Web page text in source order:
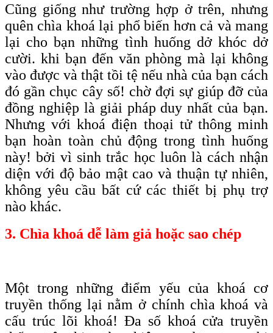
Cũng giống như trường hợp ở trên, nhưng
quên chìa khoá lại phổ biến hơn cả và mang
lại cho bạn những tình huống dở khóc dở
cười. khi bạn đến văn phòng mà lại không
vào được và thật tồi tệ nếu nhà của bạn cách
đó gần chục cây số! chờ đợi sự giúp đỡ của
đồng nghiệp là giải pháp duy nhất của bạn.
Nhưng với khoá điện thoại tử thông minh
bạn hoàn toàn chủ động trong tình huống
này! bởi vì sinh trắc học luôn là cách nhận
diện với độ bảo mật cao và thuận tự nhiên,
không yêu cầu bất cứ các thiết bị phụ trợ
nào khác.
3. Chìa khoá dễ làm giả hoặc sao chép
Một trong những điểm yếu của khoá cơ
truyền thống lại nằm ở chính chìa khoá và
cấu trúc lõi khoá! Đa số khoá cửa truyền